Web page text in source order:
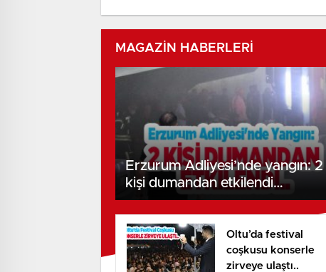
MAGAZİN HABERLERİ
Erzurum Adliyesi’nde yangın: 2
kişi dumandan etkilendi…
Oltu’da festival
coşkusu konserle
zirveye ulaştı..